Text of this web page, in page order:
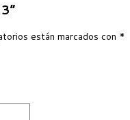
están marcados con *